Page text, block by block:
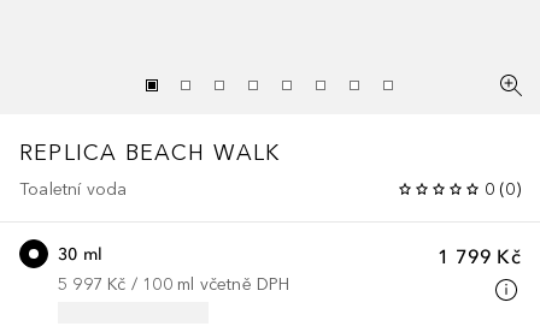
REPLICA BEACH WALK
Toaletní voda 0 (0)
1 799 Kč
30 ml
5 997 Kč / 100 ml včetně DPH